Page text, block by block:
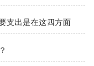
支出是在这四方面